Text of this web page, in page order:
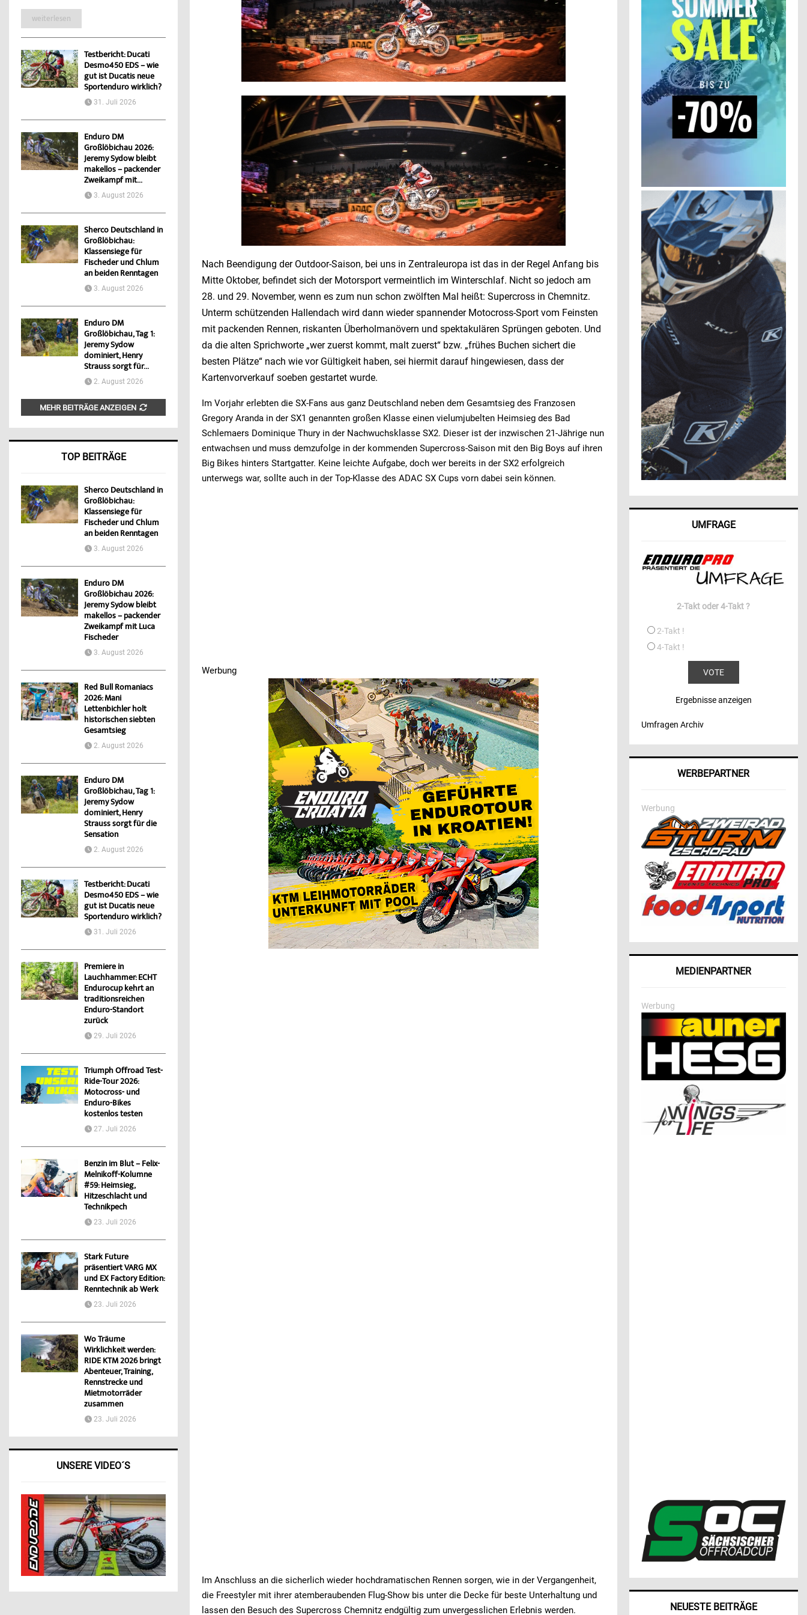
Nach Beendigung der Outdoor-Saison, bei uns in Zentraleuropa ist das in der Regel Anfang bis
Mitte Oktober, befindet sich der Motorsport vermeintlich im Winterschlaf. Nicht so jedoch am
28. und 29. November, wenn es zum nun schon zwölften Mal heißt: Supercross in Chemnitz.
Unterm schützenden Hallendach wird dann wieder spannender Motocross-Sport vom Feinsten
mit packenden Rennen, riskanten Überholmanövern und spektakulären Sprüngen geboten. Und
da die alten Sprichworte „wer zuerst kommt, malt zuerst“ bzw. „frühes Buchen sichert die
besten Plätze“ nach wie vor Gültigkeit haben, sei hiermit darauf hingewiesen, dass der
Kartenvorverkauf soeben gestartet wurde.
Im Vorjahr erlebten die SX-Fans aus ganz Deutschland neben dem Gesamtsieg des Franzosen
Gregory Aranda in der SX1 genannten großen Klasse einen vielumjubelten Heimsieg des Bad
Schlemaers Dominique Thury in der Nachwuchsklasse SX2. Dieser ist der inzwischen 21-Jährige nun
entwachsen und muss demzufolge in der kommenden Supercross-Saison mit den Big Boys auf ihren
Big Bikes hinters Startgatter. Keine leichte Aufgabe, doch wer bereits in der SX2 erfolgreich
unterwegs war, sollte auch in der Top-Klasse des ADAC SX Cups vorn dabei sein können.
Werbung
Im Anschluss an die sicherlich wieder hochdramatischen Rennen sorgen, wie in der Vergangenheit,
die Freestyler mit ihrer atemberaubenden Flug-Show bis unter die Decke für beste Unterhaltung und
lassen den Besuch des Supercross Chemnitz endgültig zum unvergesslichen Erlebnis werden.
Werbung
Werbung
Werbung
weiterlesen
Testbericht: Ducati
Desmo450 EDS – wie
gut ist Ducatis neue
Sportenduro wirklich?
31. Juli 2026
Enduro DM
Großlöbichau 2026:
Jeremy Sydow bleibt
makellos – packender
Zweikampf mit...
3. August 2026
Sherco Deutschland in
Großlöbichau:
Klassensiege für
Fischeder und Chlum
an beiden Renntagen
3. August 2026
Enduro DM
Großlöbichau, Tag 1:
Jeremy Sydow
dominiert, Henry
Strauss sorgt für...
2. August 2026
MEHR BEITRÄGE ANZEIGEN
TOP BEITRÄGE
Sherco Deutschland in
Großlöbichau:
Klassensiege für
Fischeder und Chlum
an beiden Renntagen
3. August 2026
Enduro DM
Großlöbichau 2026:
Jeremy Sydow bleibt
makellos – packender
Zweikampf mit Luca
Fischeder
3. August 2026
Red Bull Romaniacs
2026: Mani
Lettenbichler holt
historischen siebten
Gesamtsieg
2. August 2026
Enduro DM
Großlöbichau, Tag 1:
Jeremy Sydow
dominiert, Henry
Strauss sorgt für die
Sensation
2. August 2026
Testbericht: Ducati
Desmo450 EDS – wie
gut ist Ducatis neue
Sportenduro wirklich?
31. Juli 2026
Premiere in
Lauchhammer: ECHT
Endurocup kehrt an
traditionsreichen
Enduro-Standort
zurück
29. Juli 2026
Triumph Offroad Test-
Ride-Tour 2026:
Motocross- und
Enduro-Bikes
kostenlos testen
27. Juli 2026
Benzin im Blut – Felix-
Melnikoff-Kolumne
#59: Heimsieg,
Hitzeschlacht und
Technikpech
23. Juli 2026
Stark Future
präsentiert VARG MX
und EX Factory Edition:
Renntechnik ab Werk
23. Juli 2026
Wo Träume
Wirklichkeit werden:
RIDE KTM 2026 bringt
Abenteuer, Training,
Rennstrecke und
Mietmotorräder
zusammen
23. Juli 2026
UNSERE VIDEO´S
UMFRAGE
2-Takt oder 4-Takt ?
2-Takt !
4-Takt !
Ergebnisse anzeigen
Umfragen Archiv
WERBEPARTNER
Werbung
MEDIENPARTNER
Werbung
NEUESTE BEITRÄGE